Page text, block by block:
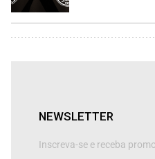
NEWSLETTER
Inscreva-se e receba